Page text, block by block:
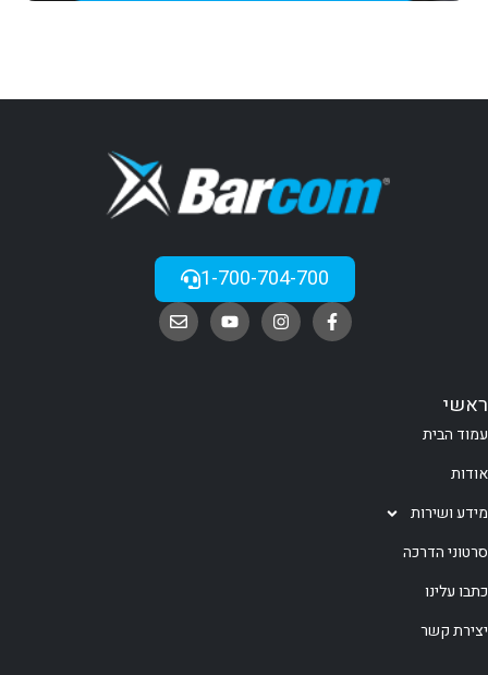
1-700-704-700
ראשי
עמוד הבית
אודות
מידע ושירות
סרטוני הדרכה
כתבו עלינו
יצירת קשר